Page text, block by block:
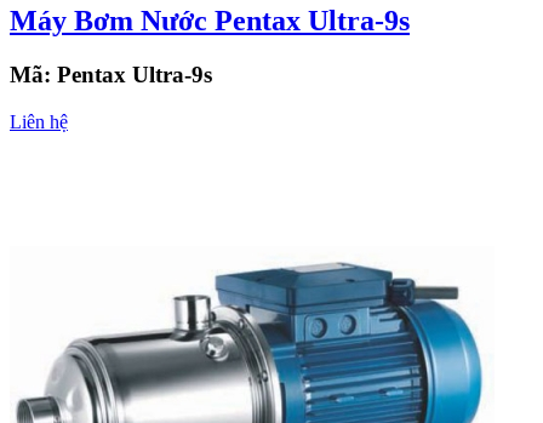
Máy Bơm Nước Pentax Ultra-9s
Mã: Pentax Ultra-9s
Liên hệ